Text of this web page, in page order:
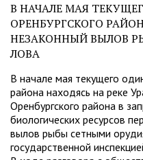
В НАЧАЛЕ МАЯ
ОРЕНБУРГСКОГО
НЕЗАКОННЫЙ ВЫЛОВ
ЛОВА
В начале мая текущего
района находясь на реке
Оренбургского района в
биологических ресурсов
вылов рыбы сетными
государственной